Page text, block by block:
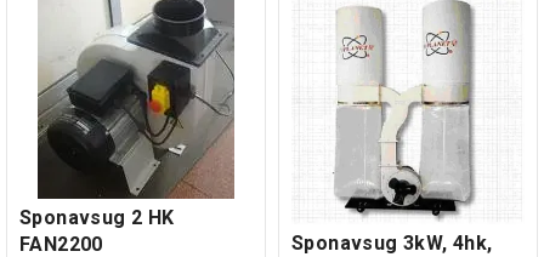
Sponavsug 2 HK
FAN2200
Sponavsug 3kW, 4hk,